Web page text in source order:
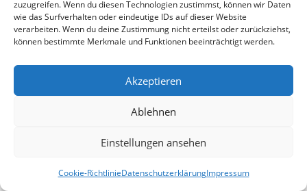
zuzugreifen. Wenn du diesen Technologien zustimmst, können wir Daten
wie das Surfverhalten oder eindeutige IDs auf dieser Website
verarbeiten. Wenn du deine Zustimmung nicht erteilst oder zurückziehst,
können bestimmte Merkmale und Funktionen beeinträchtigt werden.
Akzeptieren
Ablehnen
Einstellungen ansehen
Cookie-RichtlinieDatenschutzerklärungImpressum